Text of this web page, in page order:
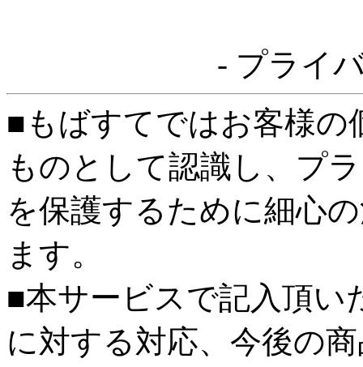
- プライ
■もばすてではお客様の
ものとして認識し、プ
を保護するために細心
ます。
■本サービスで記入頂い
に対する対応、今後の